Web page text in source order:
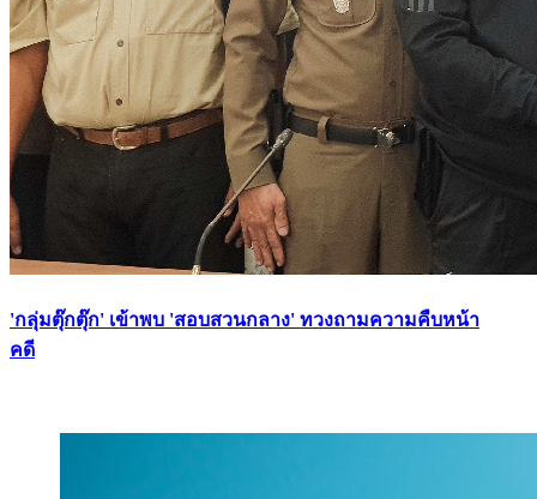
'กลุ่มตุ๊กตุ๊ก' เข้าพบ 'สอบสวนกลาง' ทวงถามความคืบหน้า
คดี